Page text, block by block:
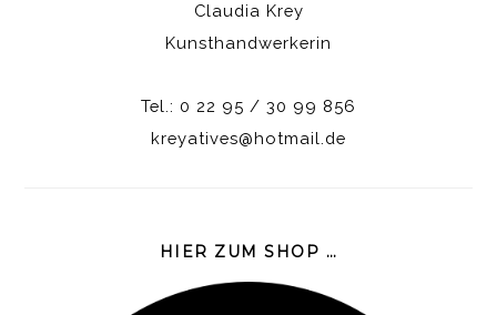
Claudia Krey
Kunsthandwerkerin
Tel.: 0 22 95 / 30 99 856
kreyatives@hotmail.de
HIER ZUM SHOP …